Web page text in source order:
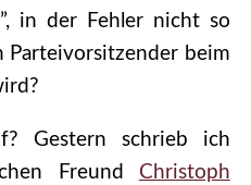
in der Fehler nicht so
Parteivorsitzender beim
Gestern schrieb ich
Freund Christoph